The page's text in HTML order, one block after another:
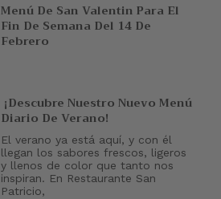
Menú De San Valentin Para El
Fin De Semana Del 14 De
Febrero
¡Descubre Nuestro Nuevo Menú
Diario De Verano!
El verano ya está aquí, y con él
llegan los sabores frescos, ligeros
y llenos de color que tanto nos
inspiran. En Restaurante San
Patricio,